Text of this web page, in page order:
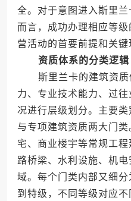
全。对于意图进入斯里
而言，成功办理相应等
营活动的首要前提和关键
资质体系的分类逻辑
斯里兰卡的建筑资质
力、专业技术能力、过
况进行层级划分。主要
与专项建筑资质两大门
宅、商业楼宇等常规工
路桥梁、水利设施、机
域。每个门类内部又细
到特级，不同等级对应